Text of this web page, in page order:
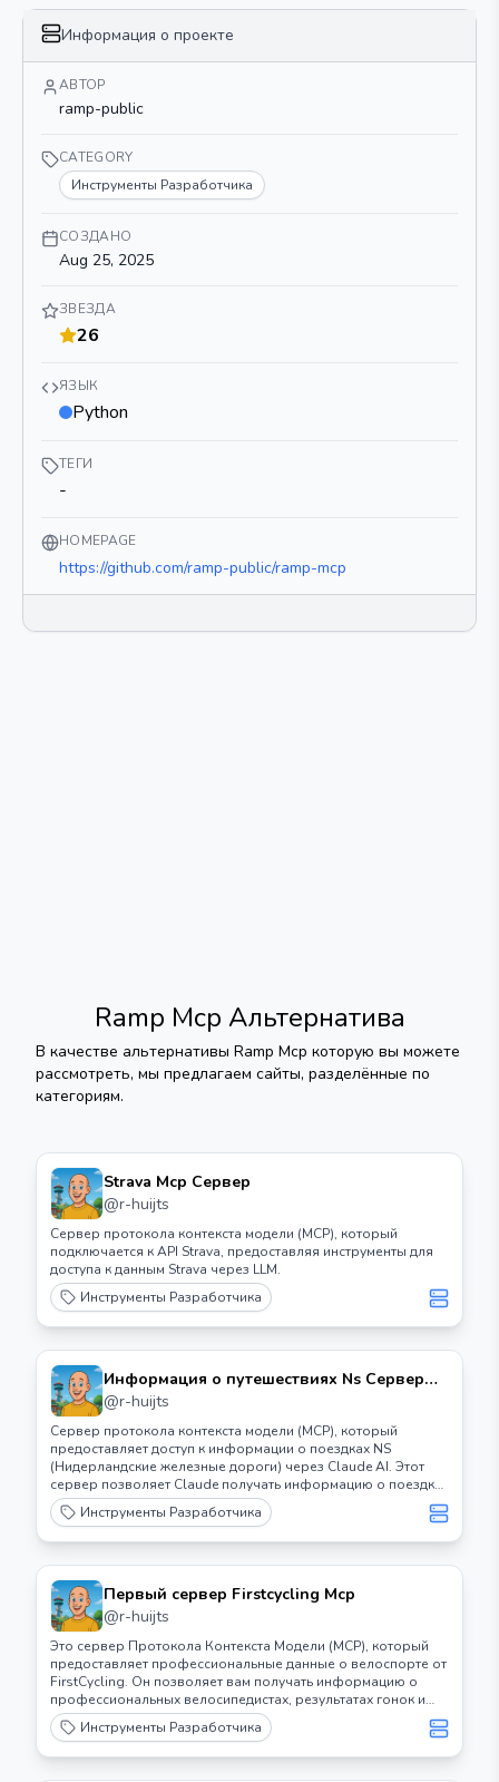
Информация о проекте
АВТОР
ramp-public
CATEGORY
Инструменты Разработчика
СОЗДАНО
Aug 25, 2025
ЗВЕЗДА
26
ЯЗЫК
Python
ТЕГИ
-
HOMEPAGE
https://github.com/ramp-public/ramp-mcp
Ramp Mcp Альтернатива
В качестве альтернативы Ramp Mcp которую вы можете
рассмотреть, мы предлагаем сайты, разделённые по
категориям.
Strava Mcp Сервер
@r-huijts
Сервер протокола контекста модели (MCP), который
подключается к API Strava, предоставляя инструменты для
доступа к данным Strava через LLM.
Инструменты Разработчика
Информация о путешествиях Ns Сервер
Mcp
@r-huijts
Сервер протокола контекста модели (MCP), который
предоставляет доступ к информации о поездках NS
(Нидерландские железные дороги) через Claude AI. Этот
сервер позволяет Claude получать информацию о поездках
на поездах в реальном времени и о disruptions, используя
официальный API Нидерландских NS.
Инструменты Разработчика
Первый сервер Firstcycling Mcp
@r-huijts
Это сервер Протокола Контекста Модели (MCP), который
предоставляет профессиональные данные о велоспорте от
FirstCycling. Он позволяет вам получать информацию о
профессиональных велосипедистах, результатах гонок и
многом другом.
Инструменты Разработчика